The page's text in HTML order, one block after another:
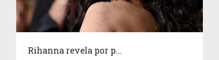
Rihanna revela por p...